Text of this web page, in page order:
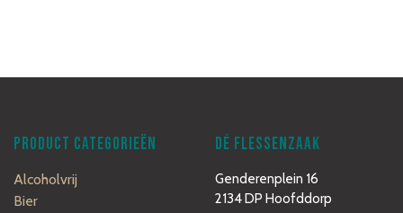
PRODUCT CATEGORIEËN
Alcoholvrij
Bier
DÉ FLESSENZAAK
Genderenplein 16
2134 DP Hoofddorp